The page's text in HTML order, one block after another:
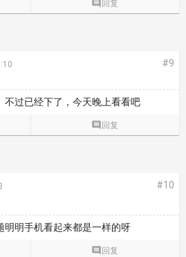
 回复
#9
过已经下了，今天晚上看看吧
 回复
#10
明明手机看起来都是一样的呀
 回复